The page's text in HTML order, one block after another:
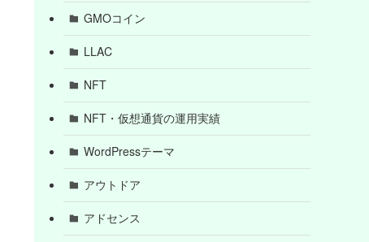
GMOコイン
LLAC
NFT
NFT・仮想通貨の運用実績
WordPressテーマ
アウトドア
アドセンス